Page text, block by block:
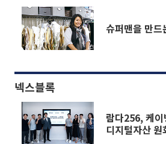
넥스블록
람다256, 케이
디지털자산